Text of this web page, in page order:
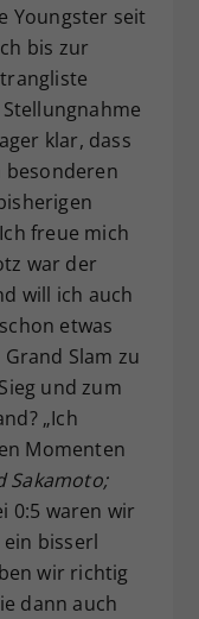
Youngster seit
bis zur
klar, dass
besonderen
freue mich
war der
will ich auch
etwas
Slam zu
und zum
„Ich
Momenten
Sakamoto;
0:5 waren wir
bisserl
wir richtig
dann auch